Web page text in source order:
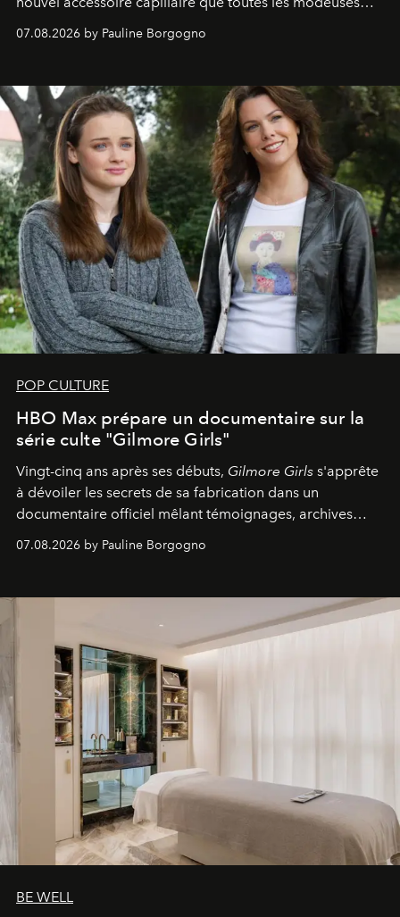
07.08.2026 by Pauline Borgogno
POP CULTURE
HBO Max prépare un documentaire sur la
série culte "Gilmore Girls"
Vingt-cinq ans après ses débuts, Gilmore Girls s'apprête
à dévoiler les secrets de sa fabrication dans un
documentaire officiel mêlant témoignages, archives
générationnel.
07.08.2026 by Pauline Borgogno
BE WELL